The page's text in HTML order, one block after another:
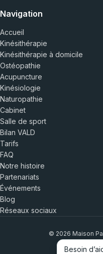
Navigation
Accueil
Kinésithérapie
Kinésithérapie à domicile
Ostéopathie
Acupuncture
Kinésiologie
Naturopathie
Cabinet
Salle de sport
Bilan VALD
Tarifs
FAQ
Notre histoire
Partenariats
Événements
Blog
Réseaux sociaux
© 2026 Maison
Besoin